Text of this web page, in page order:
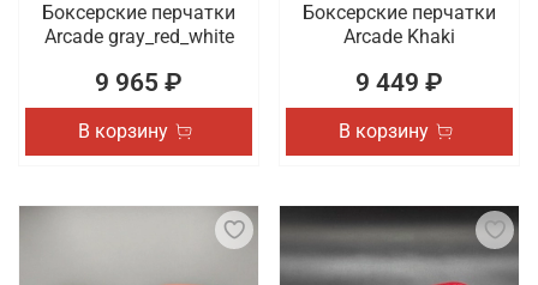
Боксерские перчатки
Arcade gray_red_white
9 965 ₽
В корзину
Боксерские перчатки
Arcade Khaki
9 449 ₽
В корзину